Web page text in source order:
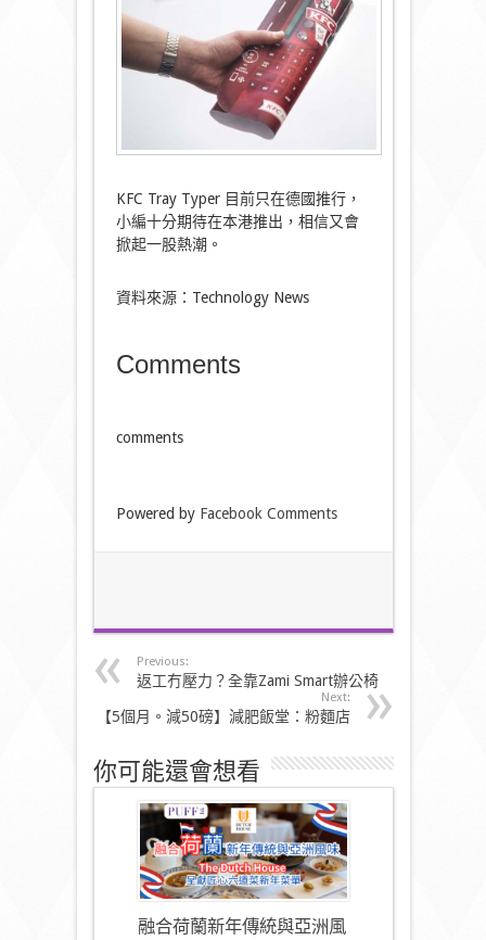
KFC Tray Typer 目前只在德國推行，
小編十分期待在本港推出，相信又會
掀起一股熱潮。
資料來源：Technology News
Comments
comments
Powered by Facebook Comments
Previous:
返工冇壓力？全靠Zami Smart辦公椅
Next:
【5個月。減50磅】減肥飯堂：粉麵店
你可能還會想看
融合荷蘭新年傳統與亞洲風